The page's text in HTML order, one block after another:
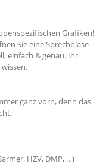
Grafiken!
Sie eine Sprechblase
einfach & genau. Ihr
ganz vorn, denn das
HZV, DMP, …)